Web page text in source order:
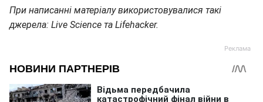
При написанні матеріалу використовувалися такі
джерела: Live Science та Lifehacker.